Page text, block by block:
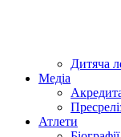
Дитяча
Медіа
Атлети